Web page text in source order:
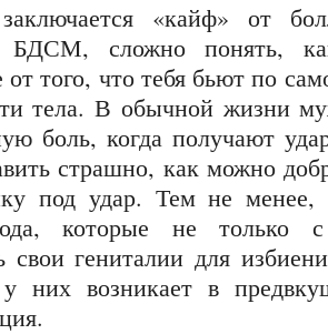
«кайф» от
БДСМ, сложно понять,
от того, что тебя бьют по
тела. В обычной жизни
боль, когда получают
страшно, как можно
под удар. Тем не менее,
которые не только
свои гениталии для
них возникает в